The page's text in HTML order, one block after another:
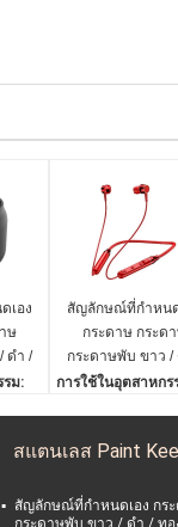
เอง
ษ
ดํา /
อง
รม:
นใน
สัญลักษณ์ที่กําหนด
กระดาษ กระด
กระดาษพับ ขาว /
ทองแดง กล่องข
การใช้ในอุตสาหกร
เสื้อผ้า รองเท้า ชุดชั้
กระดาษแข็ง
สแตนเลส Paint Keel
สัญลักษณ์ที่กําหนดเอง กร
กระดาษพับ ขาว / ดํา / ทอ